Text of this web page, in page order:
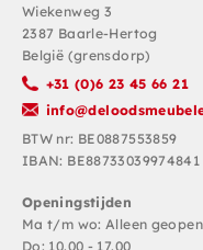
Wiekenweg 3
2387 Baarle-Hertog
België (grensdorp)
+31 (0)6 23 45 66 21
BTW nr: BE0887553859
IBAN: BE88733039974841
Openingstijden
Ma t/m wo: Alleen
Do: 10.00 - 17.00